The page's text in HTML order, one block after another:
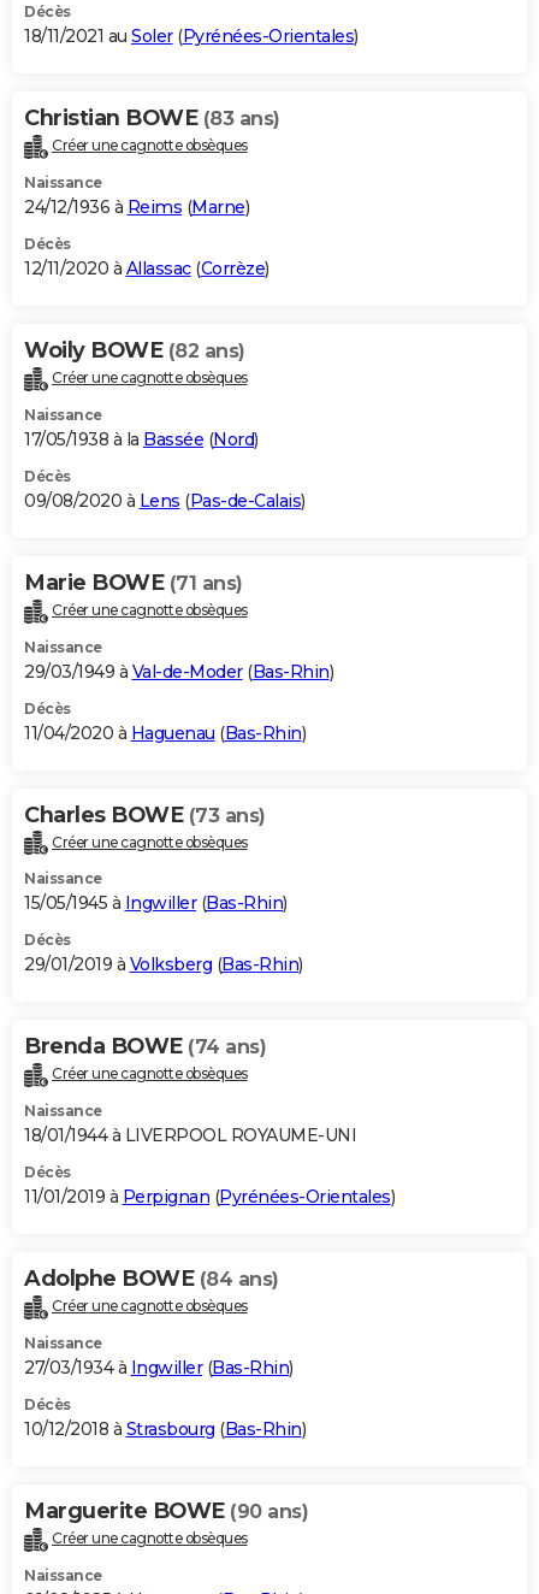
Décès
18/11/2021 au Soler(Pyrénées-Orientales)
Christian BOWE (83 ans)
Créer une cagnotte obsèques
Naissance
24/12/1936 à Reims (Marne)
Décès
12/11/2020 à Allassac(Corrèze)
Woily BOWE (82 ans)
Créer une cagnotte obsèques
Naissance
17/05/1938 à la Bassée (Nord)
Décès
09/08/2020 à Lens (Pas-de-Calais)
Marie BOWE (71 ans)
Créer une cagnotte obsèques
Naissance
29/03/1949 à Val-de-Moder(Bas-Rhin)
Décès
11/04/2020 à Haguenau (Bas-Rhin)
Charles BOWE (73 ans)
Créer une cagnotte obsèques
Naissance
15/05/1945 à Ingwiller(Bas-Rhin)
Décès
29/01/2019 à Volksberg (Bas-Rhin)
Brenda BOWE (74 ans)
Créer une cagnotte obsèques
Naissance
18/01/1944 à LIVERPOOL ROYAUME-UNI
Décès
11/01/2019 à Perpignan (Pyrénées-Orientales)
Adolphe BOWE (84 ans)
Créer une cagnotte obsèques
Naissance
27/03/1934 à Ingwiller(Bas-Rhin)
Décès
10/12/2018 à Strasbourg (Bas-Rhin)
Marguerite BOWE (90 ans)
Créer une cagnotte obsèques
Naissance